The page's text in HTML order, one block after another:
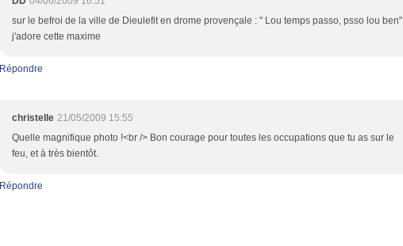
sur le befroi de la ville de Dieulefit en drome provençale : " Lou temps passo, psso lou ben"
j'adore cette maxime
Répondre
christelle 21/05/2009 15:55
Quelle magnifique photo !<br /> Bon courage pour toutes les occupations que tu as sur le
feu, et à très bientôt.
Répondre